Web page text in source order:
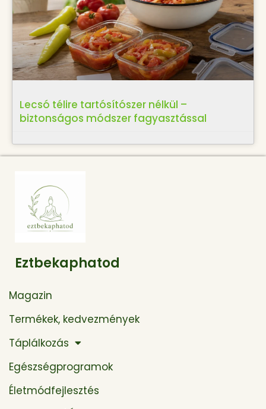
Lecsó télire tartósítószer nélkül –
biztonságos módszer fagyasztással
Eztbekaphatod
Magazin
Termékek, kedvezmények
Táplálkozás
Egészségprogramok
Életmódfejlesztés